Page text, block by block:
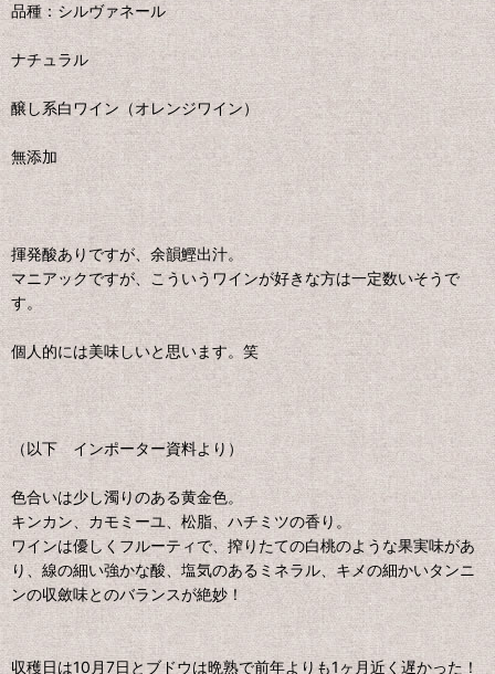
品種：シルヴァネール
ナチュラル
醸し系白ワイン（オレンジワイン）
無添加
揮発酸ありですが、余韻鰹出汁。
マニアックですが、こういうワインが好きな方は一定数いそうで
す。
個人的には美味しいと思います。笑
（以下 インポーター資料より）
色合いは少し濁りのある黄金色。
キンカン、カモミーユ、松脂、ハチミツの香り。
ワインは優しくフルーティで、搾りたての白桃のような果実味があ
り、線の細い強かな酸、塩気のあるミネラル、キメの細かいタンニ
ンの収斂味とのバランスが絶妙！
収穫日は10月7日とブドウは晩熟で前年よりも1ヶ月近く遅かった！